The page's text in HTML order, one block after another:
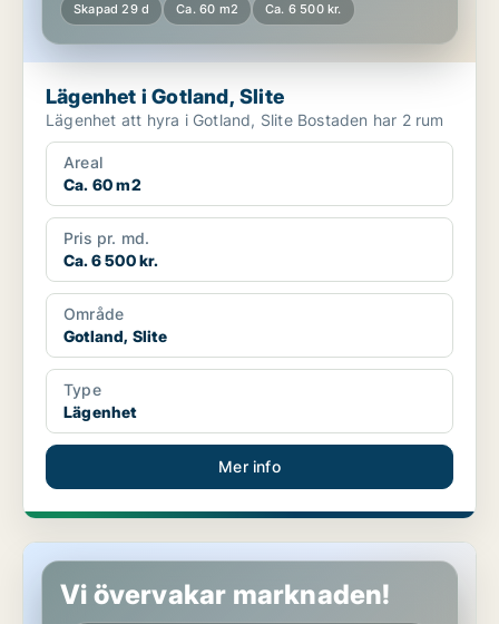
Skapad 29 d Ca. 60 m2 Ca. 6 500 kr.
Lägenhet i Gotland, Slite
Lägenhet att hyra i Gotland, Slite Bostaden har 2 rum
Areal
Ca. 60 m2
Pris pr. md.
Ca. 6 500 kr.
Område
Gotland, Slite
Type
Lägenhet
Mer info
Lägenhet i Gotland, Visby
Vi övervakar marknaden!